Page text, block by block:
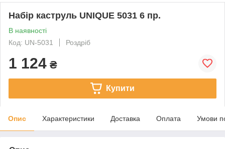
Набір каструль UNIQUE 5031 6 пр.
В наявності
Код: UN-5031
Роздріб
1 124 ₴
Купити
Опис Характеристики Доставка Оплата Умови